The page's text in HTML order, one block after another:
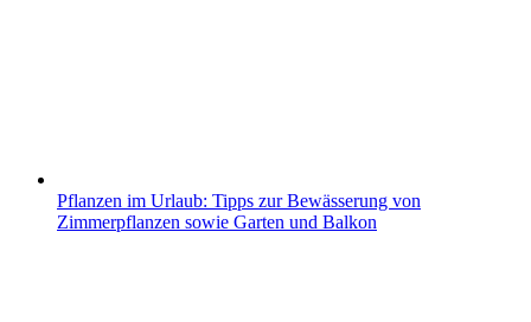
Pflanzen im Urlaub: Tipps zur Bewässerung von
Zimmerpflanzen sowie Garten und Balkon